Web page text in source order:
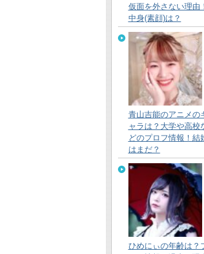
仮面を外さない理由
中身(素顔)は？
青山吉能のアニメの
ャラは？大学や高校
どのプロフ情報！結
はまだ？
ひめにぃの年齢は？